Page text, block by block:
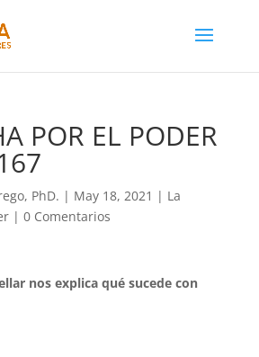
POR EL PODER
PhD. | May 18, 2021 | La
| 0 Comentarios
nos explica qué sucede con